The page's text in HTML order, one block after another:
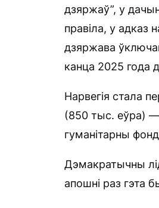
дзяржаў”, у
правіла, у адказ
дзяржава
канца 2025 года
Нарвегія стала
(850 тыс. еўра) —
гуманітарны
Дэмакратычны
апошні раз гэта